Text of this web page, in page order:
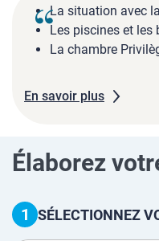
La situation avec
Les piscines et les
La chambre
En savoir plus
Élaborez
1 SÉLECTIONNEZ